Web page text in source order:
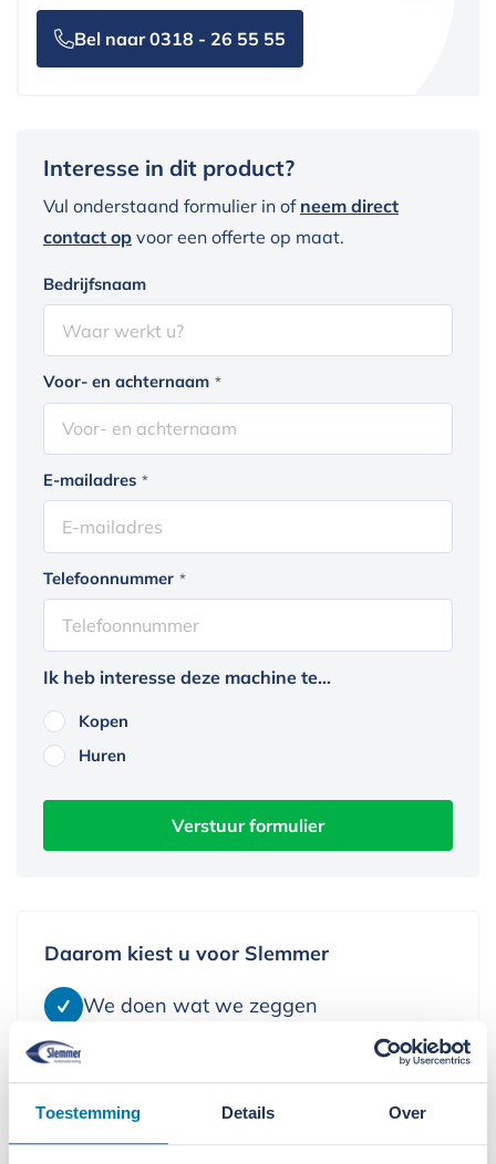
Toestemming Details Over
Bel naar 0318 - 26 55 55
Interesse in dit product?
Vul onderstaand formulier in of neem direct
contact op voor een offerte op maat.
Bedrijfsnaam
Voor- en achternaam *
E-mailadres *
Telefoonnummer *
Ik heb interesse deze machine te...
Kopen
Huren
Daarom kiest u voor Slemmer
We doen wat we zeggen
We denken in oplossingen